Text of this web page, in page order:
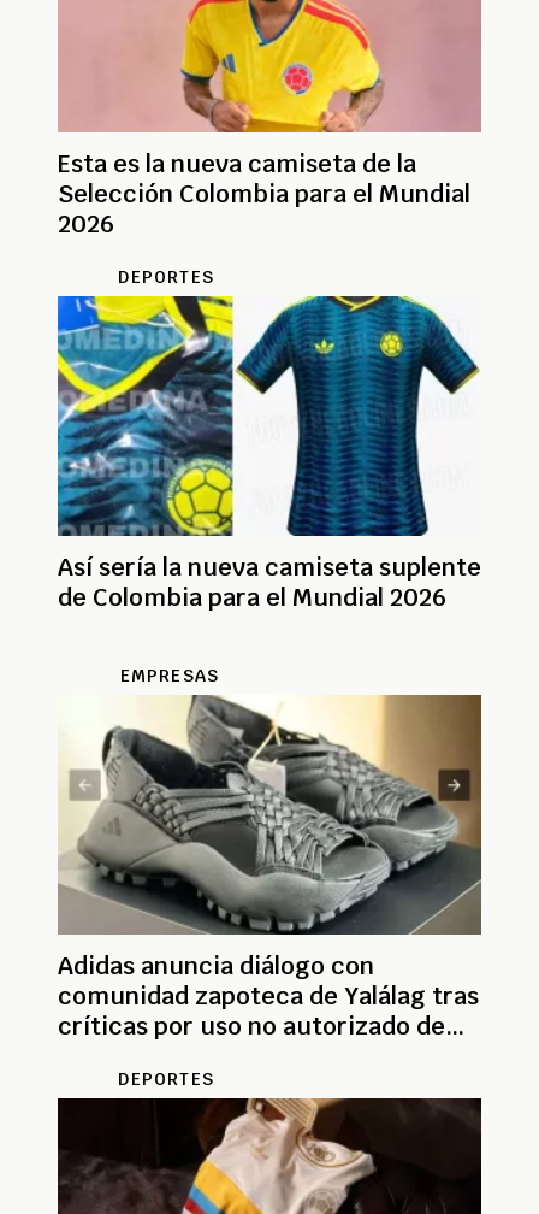
Esta es la nueva camiseta de la
Selección Colombia para el Mundial
2026
DEPORTES
Así sería la nueva camiseta suplente
de Colombia para el Mundial 2026
EMPRESAS
Adidas anuncia diálogo con
comunidad zapoteca de Yalálag tras
críticas por uso no autorizado de
DEPORTES